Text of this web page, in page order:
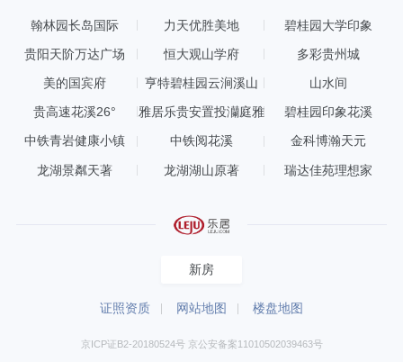
翰林园长岛国际 力天优胜美地 碧桂园大学印象
贵阳天阶万达广场 恒大观山学府 多彩贵州城
美的国宾府 亨特碧桂园云涧溪山 山水间
贵高速花溪26°
雅居乐贵安置投灡庭雅
碧桂园印象花溪
中铁青岩健康小镇 中铁阅花溪 金科博瀚天元
龙湖景粼天著 龙湖湖山原著 瑞达佳苑理想家
新房
证照资质 网站地图 楼盘地图
京ICP证B2-20180524号 京公安备案11010502039463号